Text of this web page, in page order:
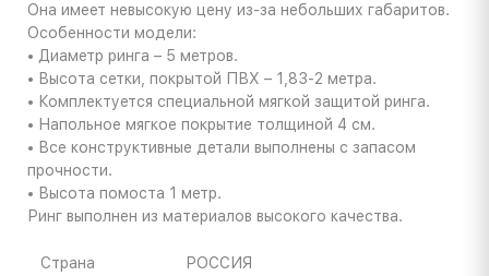
Она имеет невысокую цену из-за небольших габаритов.
Особенности модели:
• Диаметр ринга – 5 метров.
• Высота сетки, покрытой ПВХ – 1,83-2 метра.
• Комплектуется специальной мягкой защитой ринга.
• Напольное мягкое покрытие толщиной 4 см.
• Все конструктивные детали выполнены с запасом
прочности.
• Высота помоста 1 метр.
Ринг выполнен из материалов высокого качества.
Страна РОССИЯ